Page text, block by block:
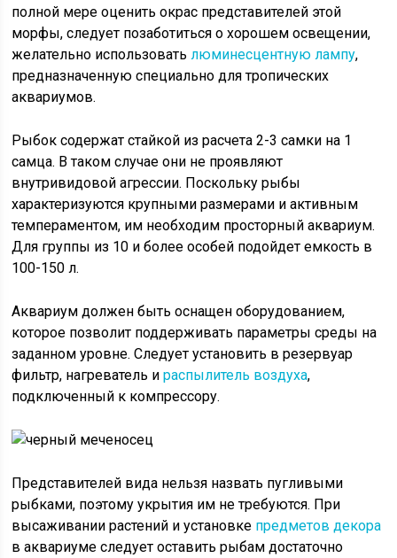
полной мере оценить окрас представителей этой
морфы, следует позаботиться о хорошем освещении,
желательно использоватьлюминесцентную лампу,
предназначенную специально для тропических
аквариумов.
Рыбок содержат стайкой из расчета 2-3 самки на 1
самца. В таком случае они не проявляют
внутривидовой агрессии. Поскольку рыбы
характеризуются крупными размерами и активным
темпераментом, им необходим просторный аквариум.
Для группы из 10 и более особей подойдет емкость в
100-150 л.
Аквариум должен быть оснащен оборудованием,
которое позволит поддерживать параметры среды на
заданном уровне. Следует установить в резервуар
фильтр, нагреватель ираспылитель воздуха,
подключенный к компрессору.
Представителей вида нельзя назвать пугливыми
рыбками, поэтому укрытия им не требуются. При
высаживании растений и установке предметов декора
в аквариуме следует оставить рыбам достаточно